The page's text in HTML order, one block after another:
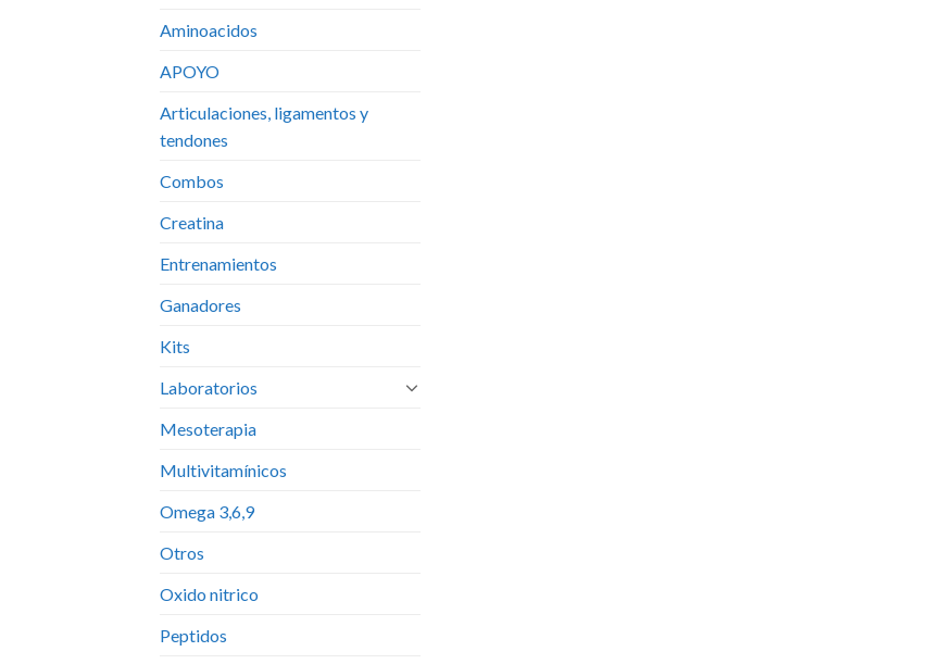
Aminoacidos
APOYO
Articulaciones, ligamentos y
tendones
Combos
Creatina
Entrenamientos
Ganadores
Kits
Laboratorios
Mesoterapia
Multivitamínicos
Omega 3,6,9
Otros
Oxido nitrico
Peptidos